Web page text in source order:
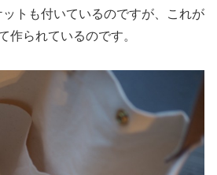
トも付いているのですが、これが
作られているのです。